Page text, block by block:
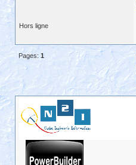
Hors ligne
Pages: 1